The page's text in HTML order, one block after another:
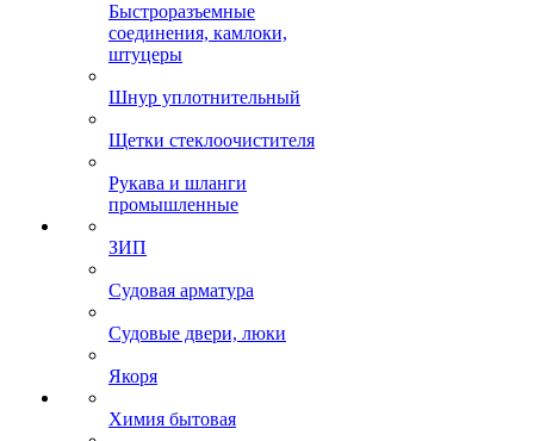
Быстроразъемные
соединения, камлоки,
штуцеры
Шнур уплотнительный
Щетки стеклоочистителя
Рукава и шланги
промышленные
ЗИП
Судовая арматура
Судовые двери, люки
Якоря
Химия бытовая